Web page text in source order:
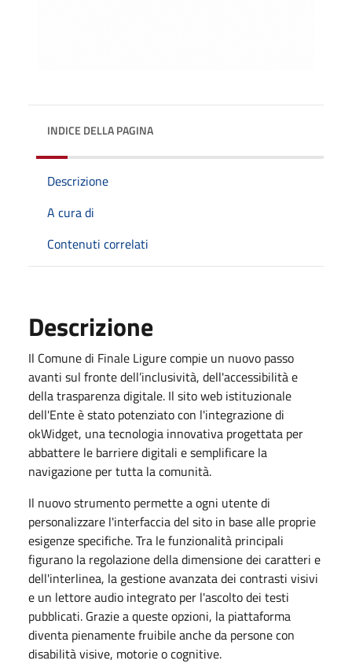
INDICE DELLA PAGINA
Descrizione
A cura di
Contenuti correlati
Descrizione
Il Comune di Finale Ligure compie un nuovo passo
avanti sul fronte dell’inclusività, dell'accessibilità e
della trasparenza digitale. Il sito web istituzionale
dell'Ente è stato potenziato con l'integrazione di
okWidget, una tecnologia innovativa progettata per
abbattere le barriere digitali e semplificare la
navigazione per tutta la comunità.
Il nuovo strumento permette a ogni utente di
personalizzare l'interfaccia del sito in base alle proprie
esigenze specifiche. Tra le funzionalità principali
figurano la regolazione della dimensione dei caratteri e
dell'interlinea, la gestione avanzata dei contrasti visivi
e un lettore audio integrato per l'ascolto dei testi
pubblicati. Grazie a queste opzioni, la piattaforma
diventa pienamente fruibile anche da persone con
disabilità visive, motorie o cognitive.